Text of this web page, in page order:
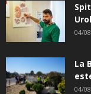
04/
La
04/